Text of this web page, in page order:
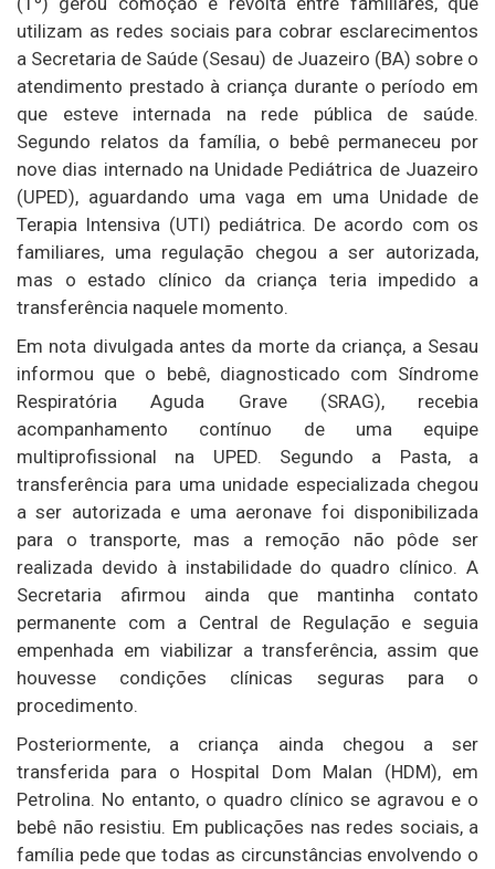
utilizam as redes sociais para cobrar esclarecimentos
a Secretaria de Saúde (Sesau) de Juazeiro (BA) sobre o
atendimento prestado à criança durante o período em
que esteve internada na rede pública de saúde.
Segundo relatos da família, o bebê permaneceu por
nove dias internado na Unidade Pediátrica de Juazeiro
(UPED), aguardando uma vaga em uma Unidade de
Terapia Intensiva (UTI) pediátrica. De acordo com os
familiares, uma regulação chegou a ser autorizada,
mas o estado clínico da criança teria impedido a
transferência naquele momento.
Em nota divulgada antes da morte da criança, a Sesau
informou que o bebê, diagnosticado com Síndrome
Respiratória Aguda Grave (SRAG), recebia
acompanhamento contínuo de uma equipe
multiprofissional na UPED. Segundo a Pasta, a
transferência para uma unidade especializada chegou
a ser autorizada e uma aeronave foi disponibilizada
para o transporte, mas a remoção não pôde ser
realizada devido à instabilidade do quadro clínico. A
Secretaria afirmou ainda que mantinha contato
permanente com a Central de Regulação e seguia
empenhada em viabilizar a transferência, assim que
houvesse condições clínicas seguras para o
procedimento.
Posteriormente, a criança ainda chegou a ser
transferida para o Hospital Dom Malan (HDM), em
Petrolina. No entanto, o quadro clínico se agravou e o
bebê não resistiu. Em publicações nas redes sociais, a
família pede que todas as circunstâncias envolvendo o